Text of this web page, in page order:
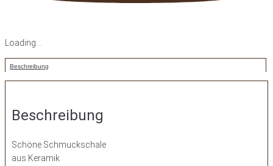
Loading...
Beschreibung
Beschreibung
Schöne Schmuckschale
aus Keramik